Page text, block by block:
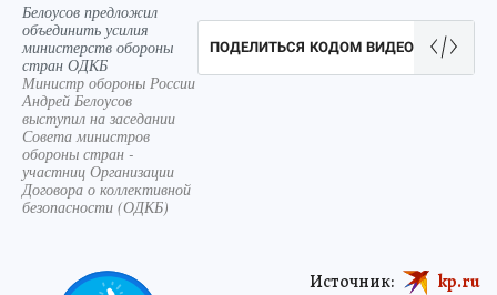
Белоусов предложил
объединить усилия
министерств обороны
стран ОДКБ
Министр обороны России
Андрей Белоусов
выступил на заседании
Совета министров
обороны стран -
участниц Организации
Договора о коллективной
безопасности (ОДКБ)
ПОДЕЛИТЬСЯ КОДОМ ВИДЕО
Источник: kp.ru